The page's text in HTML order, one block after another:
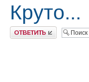
Круто...
Ответить